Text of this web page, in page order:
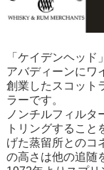
「ケイデンヘッ
アバディーンにワ
創業したスコット
ラーです。
ノンチルフィルタ
トリングするこ
げた蒸留所とのコ
の高さは他の追随